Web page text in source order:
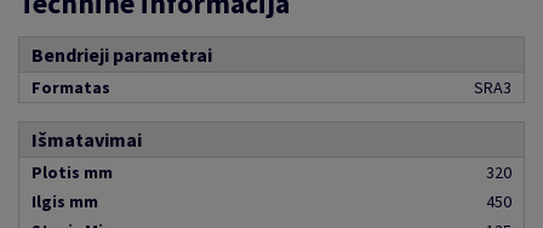
Bendrieji parametrai
Formatas SRA3
Išmatavimai
Plotis mm
320
Ilgis mm
450